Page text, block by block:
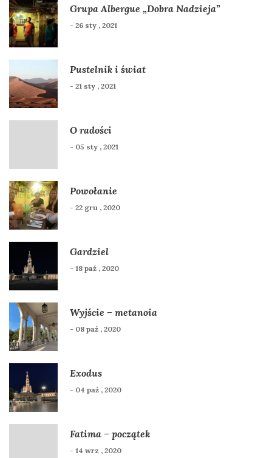
Grupa Albergue „Dobra Nadzieja”
- 26 sty , 2021
Pustelnik i świat
- 21 sty , 2021
O radości
- 05 sty , 2021
Powołanie
- 22 gru , 2020
Gardziel
- 18 paź , 2020
Wyjście – metanoia
- 08 paź , 2020
Exodus
- 04 paź , 2020
Fatima – początek
- 14 wrz , 2020